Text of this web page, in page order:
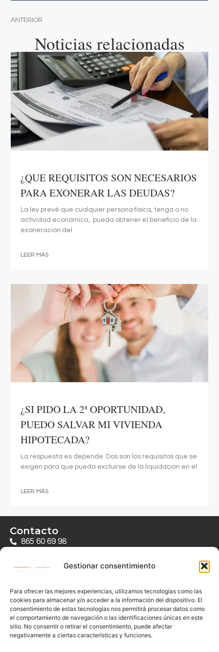
Gestionar consentimiento
Para ofrecer las mejores experiencias, utilizamos tecnologías como las
cookies para almacenar y/o acceder a la información del dispositivo. El
consentimiento de estas tecnologías nos permitirá procesar datos como
el comportamiento de navegación o las identificaciones únicas en este
sitio. No consentir o retirar el consentimiento, puede afectar
negativamente a ciertas características y funciones.
ANTERIOR
Noticias relacionadas
¿QUE REQUISITOS SON NECESARIOS
PARA EXONERAR LAS DEUDAS?
La ley prevé que cualquier persona física, tenga o no
actividad económica, pueda obtener el beneficio de la
exoneración del
LEER MÁS
¿SI PIDO LA 2ª OPORTUNIDAD,
PUEDO SALVAR MI VIVIENDA
HIPOTECADA?
La respuesta es depende. Dos son los requisitos que se
exigen para que pueda excluirse de la liquidación en el
LEER MÁS
Contacto
865 60 69 98
Ubicación Elche
Links de Interés
Soy Carlos
Ley Segunda Oportunidad
Te ayudamos